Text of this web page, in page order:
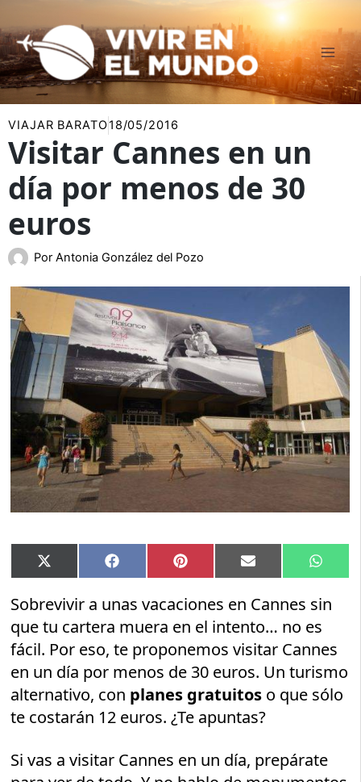
al
contenido
VIAJAR BARATO18/05/2016
Visitar Cannes en un
día por menos de 30
euros
Por Antonia González del Pozo
Compartir
en
X
(Twitter)
Compartir
en
Facebook Compartir
en
Pinterest Compartir
en
Email
en
Sobrevivir a unas vacaciones en Cannes sin
que tu cartera muera en el intento… no es
fácil. Por eso, te proponemos visitar Cannes
en un día por menos de 30 euros. Un turismo
alternativo, con planes gratuitos o que sólo
te costarán 12 euros. ¿Te apuntas?
Si vas a visitar Cannes en un día, prepárate